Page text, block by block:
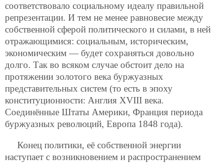
соответствовало социальному идеалу правильной
репрезентации. И тем не менее равновесие между
собственной сферой политического и силами, в ней
отражающимися: социальным, историческим,
экономическим — будет сохраняться довольно
долго. Так во всяком случае обстоит дело на
протяжении золотого века буржуазных
представительных систем (то есть в эпоху
конституционности: Англия XVIII века.
Соединённые Штаты Америки, Франция периода
буржуазных революций, Европа 1848 года).
Конец политики, её собственной энергии
наступает с возникновением и распространением